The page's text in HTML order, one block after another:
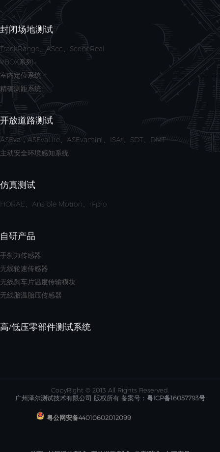
封闭场地测试
TrackRange、ASec、SceneReal
VBOX系列
室内定位系统
精确测距系统
开放道路测试
ASEva，ASEvaLite、ASEvamini、ISAt、SDT、DMT
主动安全环境感知系统
仿真测试
HORAE、Ansible Motion、rFpro
自研产品
手刹力传感器
无线轮速传感器
无线刹车片温度传输模块
无线胎温胎压传感器
高/低压零部件测试系统
CopyRight © 2013 All Rights Reserved.
广州泽尔测试技术有限公司 版权所有 备案号： 粤ICP备16057793号
粤公网安备44010602012099